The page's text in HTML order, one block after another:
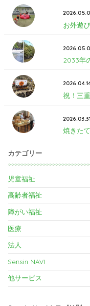
お外遊
2033年
祝！三
2026.03.31
焼きた
カテゴリー
児童福祉
高齢者福祉
障がい福祉
医療
法人
Sensin NAVI
他サービス